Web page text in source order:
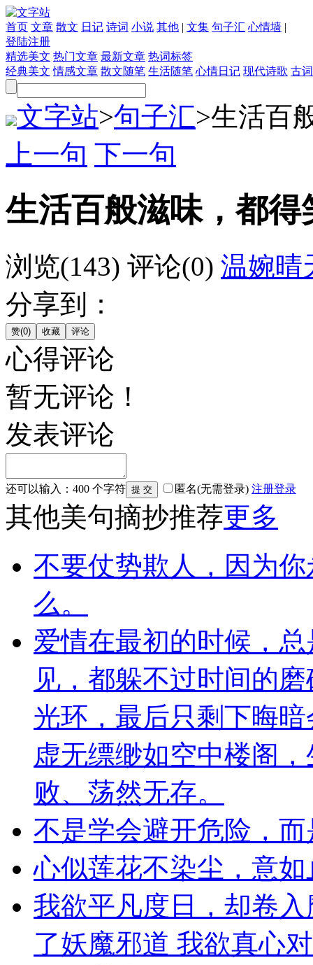
首页 文章 散文 日记 诗词 小说 其他 | 文集 句子汇 心情墙 |
登陆注册
精选美文 热门文章 最新文章 热词标签
经典美文 情感文章 散文随笔 生活随笔 心情日记 现代诗歌 古
文字站>句子汇>生活百
上一句 下一句
生活百般滋味，都得
浏览(143) 评论(0) 温婉晴
分享到：
心得评论
暂无评论！
发表评论
还可以输入： 400 个字符 匿名(无需登录) 注册登录
其他美句摘抄推荐更多
不要仗势欺人，因为
么。
爱情在最初的时候，
见，都躲不过时间的
光环，最后只剩下晦
虚无缥缈如空中楼阁
败、荡然无存。
不是学会避开危险，
心似莲花不染尘，意
我欲平凡度日，却卷
了妖魔邪道 我欲真心